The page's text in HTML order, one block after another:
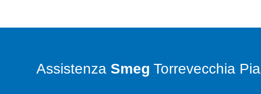
Assistenza Smeg Torrevecchia Pia